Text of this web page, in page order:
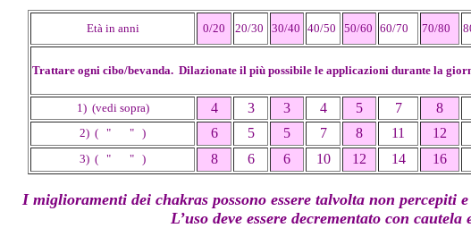
Età in anni 0/20 20/30 30/40 40/50 50/60 60/70 70/80
Trattare ogni cibo/bevanda. Dilazionate il più possibile le applicazioni durante la
1) (vedi sopra)
4 3 3 4 5 7 8
2) ( " " ) 6 5 5 7 8 11 12
3) ( " " ) 8 6 6 10 12 14 16
I miglioramenti dei chakras possono essere talvolta non percepiti
L’uso deve essere decrementato con cautela